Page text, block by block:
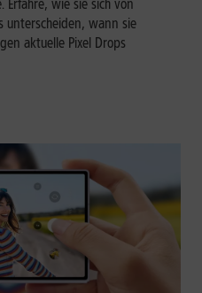
Erfahre, wie sie sich von
unterscheiden, wann sie
aktuelle Pixel Drops